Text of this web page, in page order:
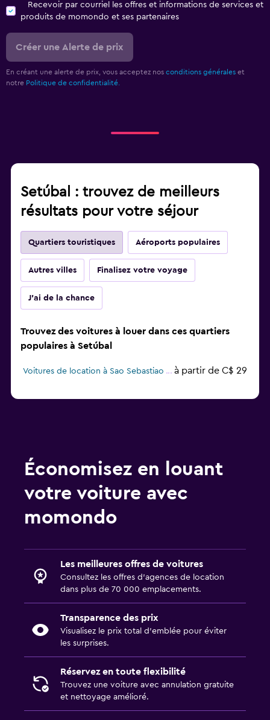
Recevoir par courriel les offres et informations de services et
produits de momondo et ses partenaires
Créer une Alerte de prix
En créant une alerte de prix, vous acceptez nos conditions générales et
notre Politique de confidentialité.
Setúbal : trouvez de meilleurs
résultats pour votre séjour
Quartiers touristiques Aéroports populaires
Autres villes Finalisez votre voyage
J'ai de la chance
Trouvez des voitures à louer dans ces quartiers
populaires à Setúbal
Voitures de location à Sao Sebastiao à partir de C$ 29
Économisez en louant
votre voiture avec
momondo
Les meilleures offres de voitures
Consultez les offres d’agences de location
dans plus de 70 000 emplacements.
Transparence des prix
Visualisez le prix total d’emblée pour éviter
les surprises.
Réservez en toute flexibilité
Trouvez une voiture avec annulation gratuite
et nettoyage amélioré.